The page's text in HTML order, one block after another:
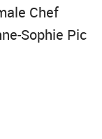
Chef
Sophie Pic